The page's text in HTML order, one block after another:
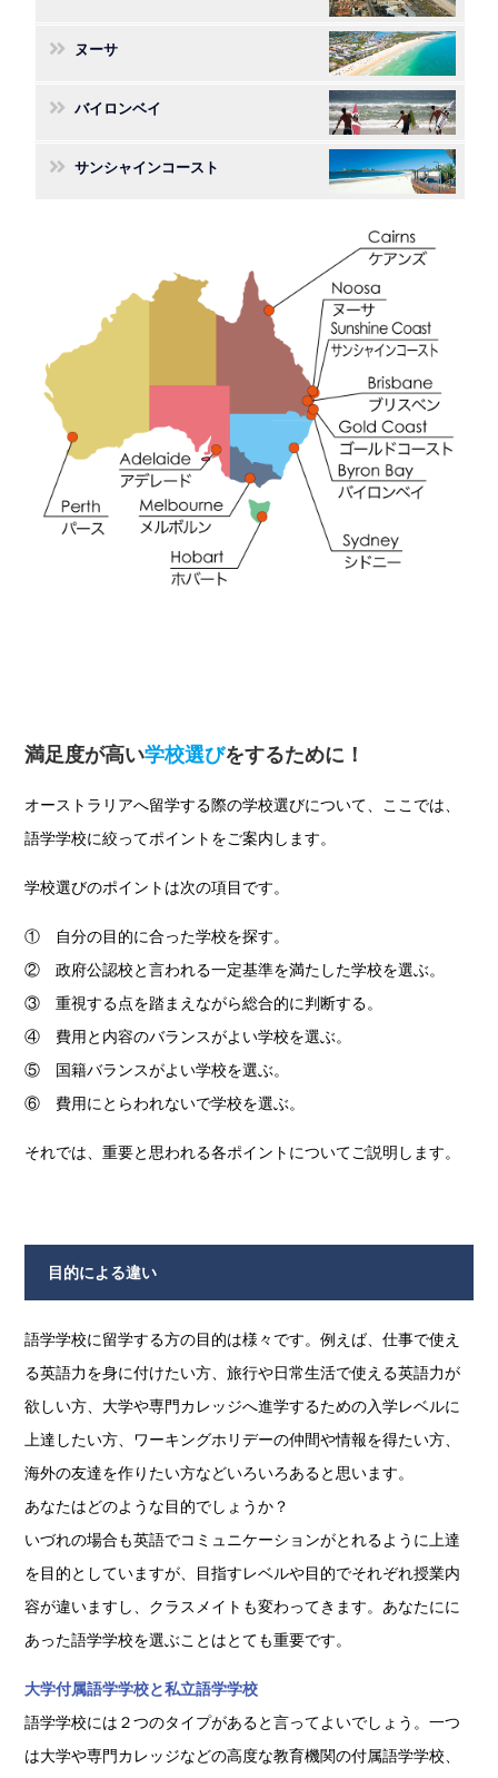
ヌーサ
バイロンベイ
サンシャインコースト
満足度が高い学校選びをするために！
オーストラリアへ留学する際の学校選びについて、ここでは、
語学学校に絞ってポイントをご案内します。
学校選びのポイントは次の項目です。
① 自分の目的に合った学校を探す。
② 政府公認校と言われる一定基準を満たした学校を選ぶ。
③ 重視する点を踏まえながら総合的に判断する。
④ 費用と内容のバランスがよい学校を選ぶ。
⑤ 国籍バランスがよい学校を選ぶ。
⑥ 費用にとらわれないで学校を選ぶ。
それでは、重要と思われる各ポイントについてご説明します。
目的による違い
語学学校に留学する方の目的は様々です。例えば、仕事で使え
る英語力を身に付けたい方、旅行や日常生活で使える英語力が
欲しい方、大学や専門カレッジへ進学するための入学レベルに
上達したい方、ワーキングホリデーの仲間や情報を得たい方、
海外の友達を作りたい方などいろいろあると思います。
あなたはどのような目的でしょうか？
いづれの場合も英語でコミュニケーションがとれるように上達
を目的としていますが、目指すレベルや目的でそれぞれ授業内
容が違いますし、クラスメイトも変わってきます。あなたにに
あった語学学校を選ぶことはとても重要です。
大学付属語学学校と私立語学学校
語学学校には２つのタイプがあると言ってよいでしょう。一つ
は大学や専門カレッジなどの高度な教育機関の付属語学学校、